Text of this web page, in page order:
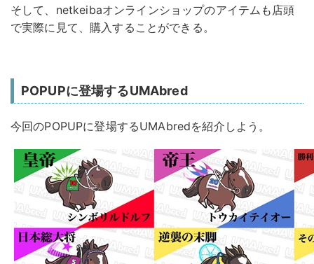
そして、netkeibaオンラインショップのアイテムも店頭
で実際に見て、購入することができる。
POPUPに登場するUMAbred
今回のPOPUPに登場するUMAbredを紹介しよう。